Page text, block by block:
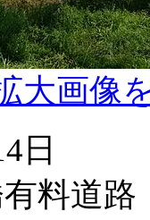
日
料道路